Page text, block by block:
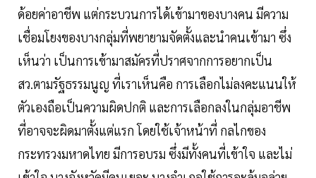
ด้อยค่าอาชีพ แต่กระบวนการได้เข้ามาของบางคน มีความ
เชื่อมโยงของบางกลุ่มที่พยายามจัดตั้งและนำคนเข้ามา ซึ่ง
เห็นว่า เป็นการเข้ามาสมัครที่ปราศจากการอยากเป็น
สว.ตามรัฐธรรมนูญ ที่เราเห็นคือ การเลือกไม่ลงคะแนนให้
ตัวเองถือเป็นความผิดปกติ และการเลือกลงในกลุ่มอาชีพ
ที่อาจจะผิดมาตั้งแต่แรก โดยใช้เจ้าหน้าที่ กลไกของ
กระทรวงมหาดไทย มีการอบรม ซึ่งมีทั้งคนที่เข้าใจ และไม่